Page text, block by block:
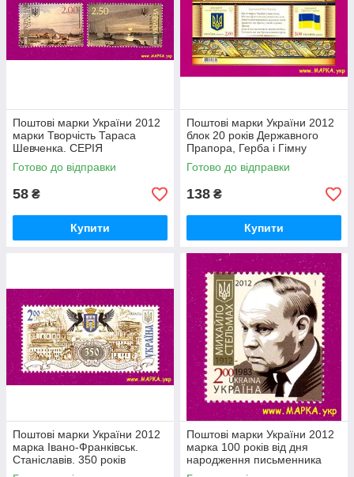
Поштові марки України 2012
марки Творчість Тараса
Шевченка. СЕРІЯ
Готово до відправки
58 ₴
Купити
Поштові марки України 2012
блок 20 років Державного
Прапора, Герба і Гімну
України
Готово до відправки
138 ₴
Купити
Поштові марки України 2012
марка Івано-Франківськ.
Станіславів. 350 років
Поштові марки України 2012
марка 100 років від дня
народження письменника
Михайло Стельмаха